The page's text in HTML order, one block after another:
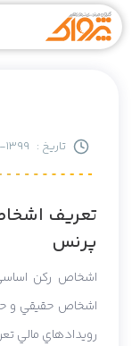
تاریخ : 1399-10-14 17:28
تعريف
پرنس
اشخاص رکن
اشخاص حقيقي و
رويدادهاي مالي